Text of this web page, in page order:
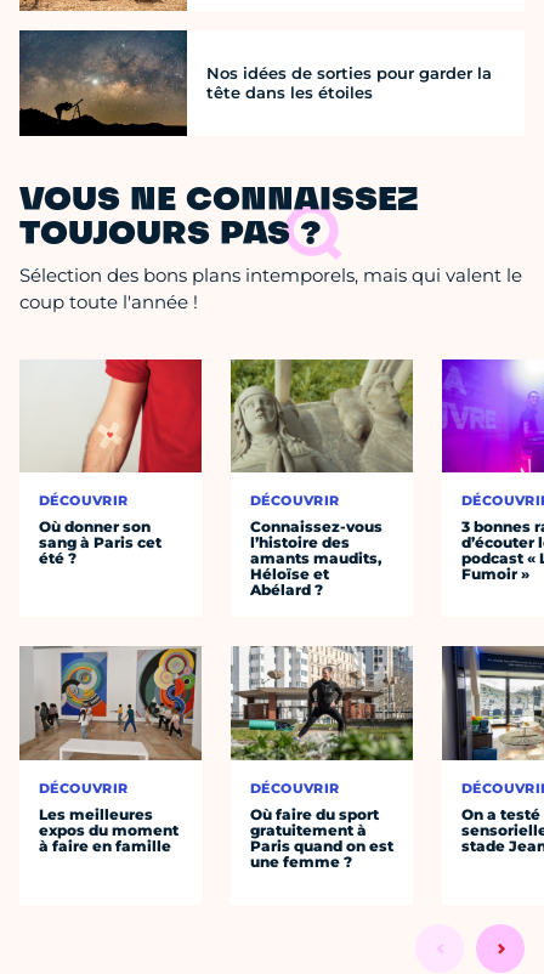
Nos idées de sorties pour garder la
tête dans les étoiles
VOUS NE CONNAISSEZ
TOUJOURS PAS ?
Sélection des bons plans intemporels, mais qui valent le
coup toute l'année !
DÉCOUVRIR
Où donner son
sang à Paris cet
été ?
DÉCOUVRIR
Les meilleures
expos du moment
à faire en famille
DÉCOUVRIR
Connaissez-vous
l’histoire des
amants maudits,
Héloïse et
Abélard ?
DÉCOUVRIR
Où faire du sport
gratuitement à
Paris quand on est
une femme ?
3 bonnes
d’écouter
podcast «
Fumoir »
On a
stade